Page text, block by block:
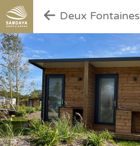
Deux Fontaines